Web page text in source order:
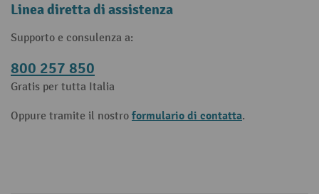
Linea diretta di assistenza
Supporto e consulenza a:
800 257 850
Gratis per tutta Italia
Oppure tramite il nostro formulario di contatta.